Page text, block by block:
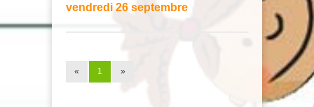
vendredi 26 septembre
« 1 »